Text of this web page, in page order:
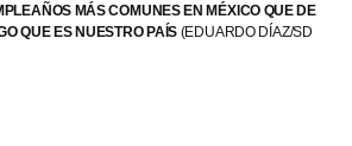
MÁS COMUNES EN MÉXICO QUE DE
QUE ES NUESTRO PAÍS (EDUARDO DÍAZ/SD